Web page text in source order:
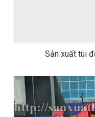
Sản xuất túi